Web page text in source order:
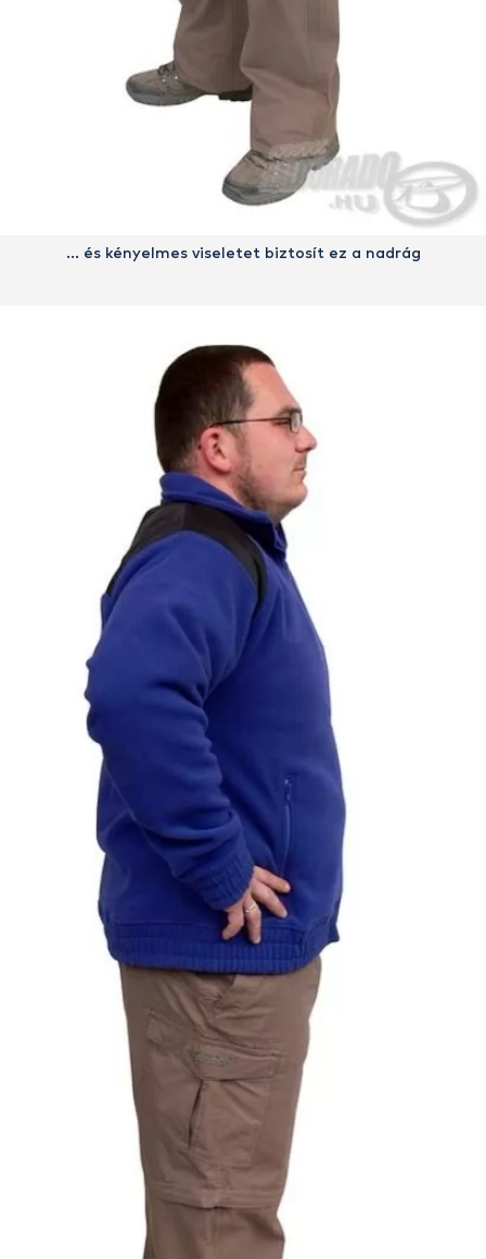
… és kényelmes viseletet biztosít ez a nadrág